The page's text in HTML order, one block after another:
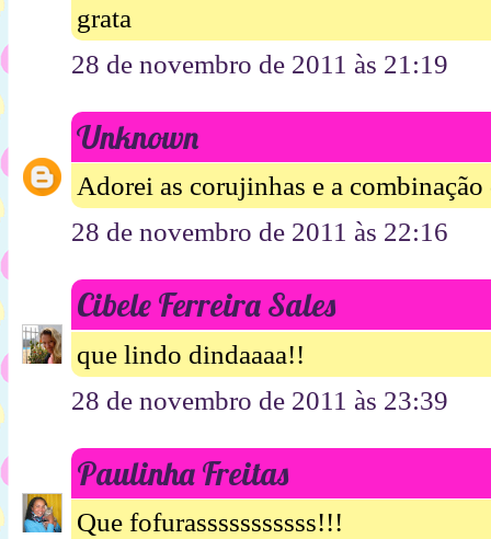
grata
28 de novembro de 2011 às 21:19
Unknown
Adorei as corujinhas e a
28 de novembro de 2011 às 22:16
Cibele Ferreira Sales
que lindo dindaaaa!!
28 de novembro de 2011 às 23:39
Paulinha Freitas
Que fofurasssssssssss!!!